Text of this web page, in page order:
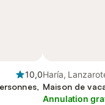
10,0Haría,
Maison de
Annulation